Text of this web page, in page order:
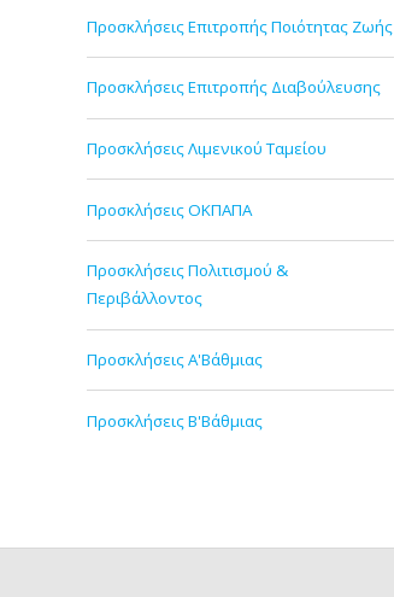
Προσκλήσεις Επιτροπής Ποιότητας Ζωής
Προσκλήσεις Επιτροπής Διαβούλευσης
Προσκλήσεις Λιμενικού Ταμείου
Προσκλήσεις ΟΚΠΑΠΑ
Προσκλήσεις Πολιτισμού &
Περιβάλλοντος
Προσκλήσεις Α'Βάθμιας
Προσκλήσεις Β'Βάθμιας